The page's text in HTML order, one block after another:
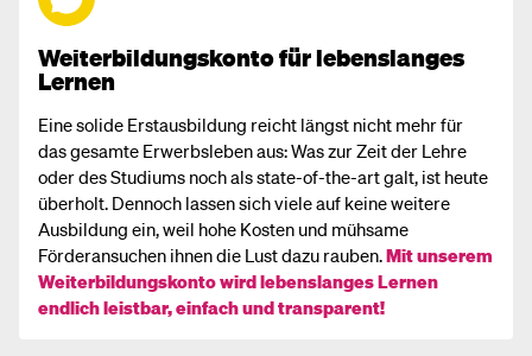
Weiterbildungskonto für lebenslanges
Lernen
Eine solide Erstausbildung reicht längst nicht mehr für
das gesamte Erwerbsleben aus: Was zur Zeit der Lehre
oder des Studiums noch als state-of-the-art galt, ist heute
überholt. Dennoch lassen sich viele auf keine weitere
Ausbildung ein, weil hohe Kosten und mühsame
Förderansuchen ihnen die Lust dazu rauben.Mit unserem
Weiterbildungskonto wird lebenslanges Lernen
endlich leistbar, einfach und transparent!